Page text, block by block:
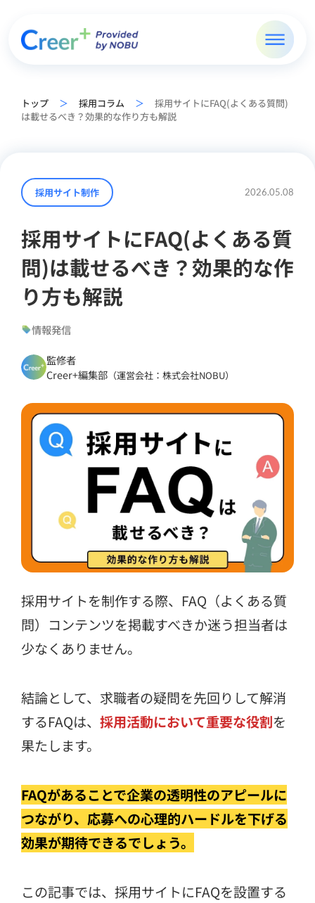
トップ ＞ 採用コラム ＞
採用サイトにFAQ(よくある質問)
は載せるべき？効果的な作り方も解説
採用サイト制作 2026.05.08
採用サイトにFAQ(よくある質
問)は載せるべき？効果的な作
り方も解説
情報発信
監修者
Creer+編集部（運営会社：株式会社NOBU）
採用サイトを制作する際、FAQ（よくある質
問）コンテンツを掲載すべきか迷う担当者は
少なくありません。
結論として、求職者の疑問を先回りして解消
するFAQは、 採用活動において重要な役割を
果たします。
FAQがあることで企業の透明性のアピールに
つながり、応募への心理的ハードルを下げる
効果が期待できるでしょう。
この記事では、採用サイトにFAQを設置する